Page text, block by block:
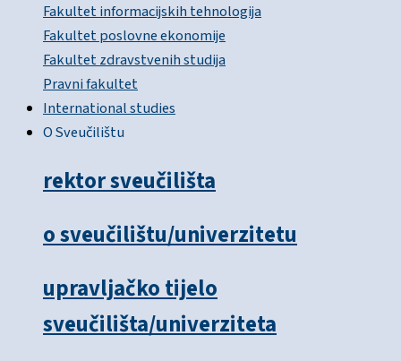
Fakultet informacijskih tehnologija
Fakultet poslovne ekonomije
Fakultet zdravstvenih studija
Pravni fakultet
International studies
O Sveučilištu
rektor sveučilišta
o sveučilištu/univerzitetu
upravljačko tijelo
sveučilišta/univerziteta